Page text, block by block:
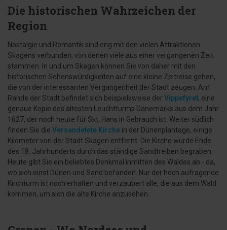
Die historischen Wahrzeichen der
Region
Nostalgie und Romantik sind eng mit den vielen Attraktionen
Skagens verbunden, von denen viele aus einer vergangenen Zeit
stammen. In und um Skagen können Sie von daher mit den
historischen Sehenswürdigkeiten auf eine kleine Zeitreise gehen,
die von der interessanten Vergangenheit der Stadt zeugen. Am
Rande der Stadt befindet sich beispielsweise der Vippefyret, eine
genaue Kopie des ältesten Leuchtturms Dänemarks aus dem Jahr
1627, der noch heute für Skt. Hans in Gebrauch ist. Weiter südlich
finden Sie die Versandetete Kirche in der Dünenplantage, einige
Kilometer von der Stadt Skagen entfernt. Die Kirche wurde Ende
des 18. Jahrhunderts durch das ständige Sandtreiben begraben.
Heute gibt Sie ein beliebtes Denkmal inmitten des Waldes ab - da,
wo sich einst Dünen und Sand befanden. Nur der hoch aufragende
Kirchturm ist noch erhalten und verzaubert alle, die aus dem Wald
kommen, um sich die alte Kirche anzusehen.